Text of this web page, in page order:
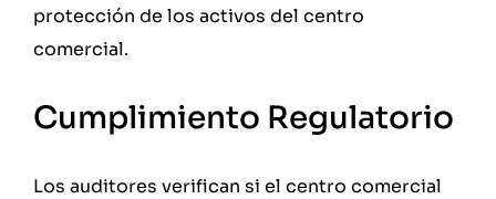
protección de los activos del centro
comercial.
Cumplimiento Regulatorio
Los auditores verifican si el centro comercial